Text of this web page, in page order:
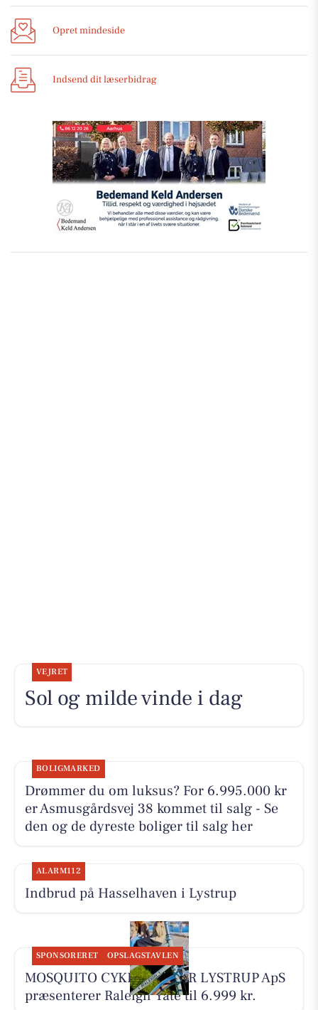
Opret mindeside
Indsend dit læserbidrag
VEJRET
Sol og milde vinde i dag
BOLIGMARKED
Drømmer du om luksus? For 6.995.000 kr
er Asmusgårdsvej 38 kommet til salg - Se
den og de dyreste boliger til salg her
ALARM112
Indbrud på Hasselhaven i Lystrup
SPONSORERET OPSLAGSTAVLEN
MOSQUITO CYKELCENTER LYSTRUP ApS
præsenterer Raleigh Yate til 6.999 kr.